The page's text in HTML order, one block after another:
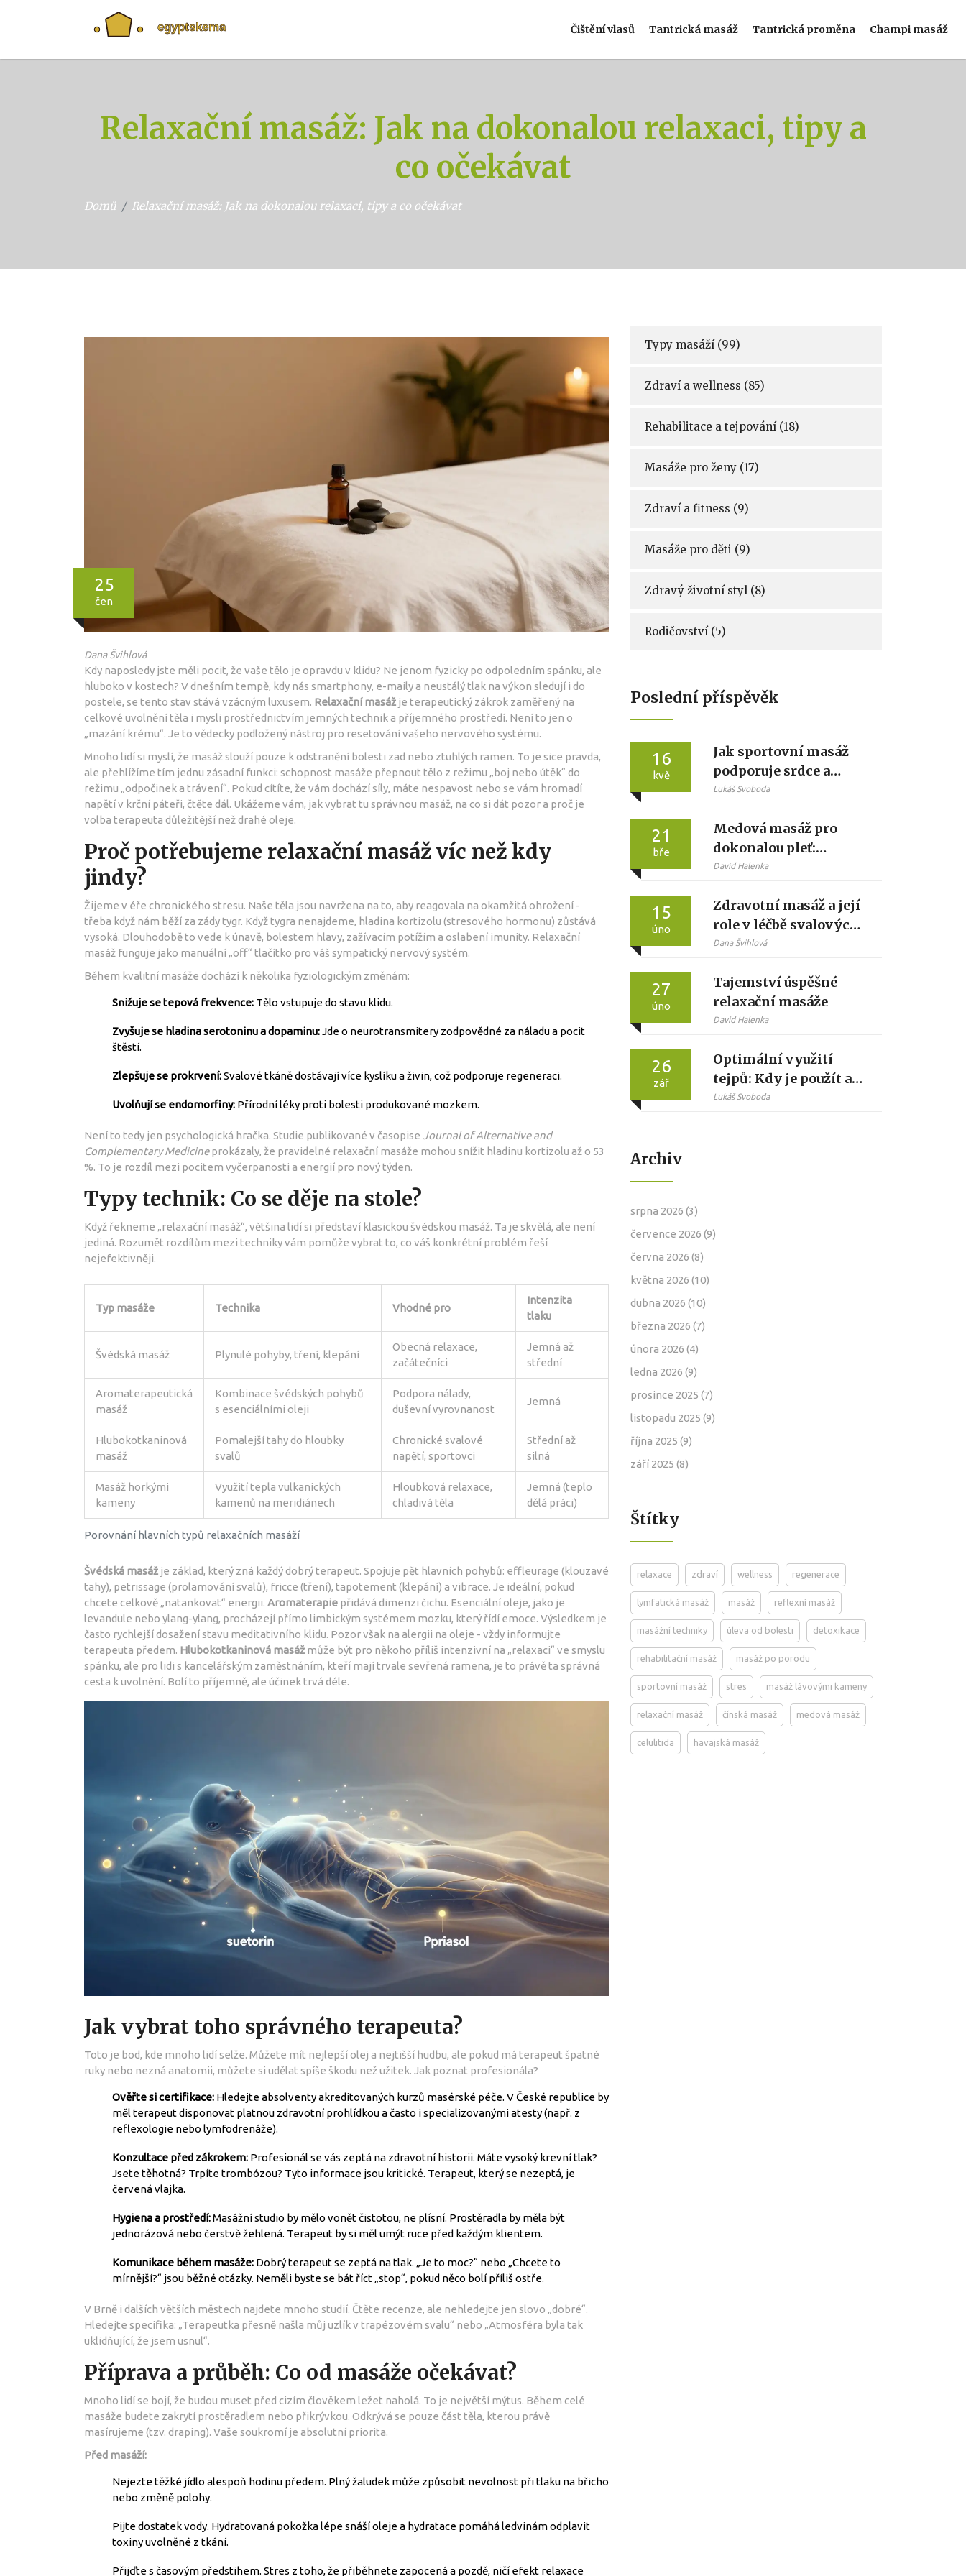
Čištění vlasů Tantrická masáž Tantrická proměna Champi masáž
Relaxační masáž: Jak na dokonalou relaxaci, tipy a
co očekávat
Domů Relaxační masáž: Jak na dokonalou relaxaci, tipy a co očekávat
25
čen
Dana Švihlová
Kdy naposledy jste měli pocit, že vaše tělo je opravdu v klidu? Ne jenom fyzicky po odpoledním spánku, ale
hluboko v kostech? V dnešním tempě, kdy nás smartphony, e-maily a neustálý tlak na výkon sledují i do
postele, se tento stav stává vzácným luxusem. Relaxační masáž je terapeutický zákrok zaměřený na
celkové uvolnění těla i mysli prostřednictvím jemných technik a příjemného prostředí. Není to jen o
„mazání krému“. Je to vědecky podložený nástroj pro resetování vašeho nervového systému.
Mnoho lidí si myslí, že masáž slouží pouze k odstranění bolesti zad nebo ztuhlých ramen. To je sice pravda,
ale přehlížíme tím jednu zásadní funkci: schopnost masáže přepnout tělo z režimu „boj nebo útěk“ do
režimu „odpočinek a trávení“. Pokud cítíte, že vám dochází síly, máte nespavost nebo se vám hromadí
napětí v krční páteři, čtěte dál. Ukážeme vám, jak vybrat tu správnou masáž, na co si dát pozor a proč je
volba terapeuta důležitější než drahé oleje.
Proč potřebujeme relaxační masáž víc než kdy
jindy?
Žijeme v éře chronického stresu. Naše těla jsou navržena na to, aby reagovala na okamžitá ohrožení -
třeba když nám běží za zády tygr. Když tygra nenajdeme, hladina kortizolu (stresového hormonu) zůstává
vysoká. Dlouhodobě to vede k únavě, bolestem hlavy, zažívacím potížím a oslabení imunity. Relaxační
masáž funguje jako manuální „off“ tlačítko pro váš sympatický nervový systém.
Během kvalitní masáže dochází k několika fyziologickým změnám:
Snižuje se tepová frekvence: Tělo vstupuje do stavu klidu.
Zvyšuje se hladina serotoninu a dopaminu:Jde o neurotransmitery zodpovědné za náladu a pocit
štěstí.
Zlepšuje se prokrvení:Svalové tkáně dostávají více kyslíku a živin, což podporuje regeneraci.
Uvolňují se endomorfiny: Přírodní léky proti bolesti produkované mozkem.
Není to tedy jen psychologická hračka. Studie publikované v časopise Journal of Alternative and
Complementary Medicineprokázaly, že pravidelné relaxační masáže mohou snížit hladinu kortizolu až o 53
%. To je rozdíl mezi pocitem vyčerpanosti a energií pro nový týden.
Typy technik: Co se děje na stole?
Když řekneme „relaxační masáž“, většina lidí si představí klasickou švédskou masáž. Ta je skvělá, ale není
jediná. Rozumět rozdílům mezi techniky vám pomůže vybrat to, co váš konkrétní problém řeší
nejefektivněji.
Porovnání hlavních typů relaxačních masáží
Typ masáže Technika Vhodné pro
Intenzita
tlaku
Švédská masáž Plynulé pohyby, tření, klepání
Obecná relaxace,
začátečníci
Jemná až
střední
Aromaterapeutická
masáž
Kombinace švédských pohybů
s esenciálními oleji
Podpora nálady,
duševní vyrovnanost
Jemná
Hlubokotkaninová
masáž
Pomalejší tahy do hloubky
svalů
Chronické svalové
napětí, sportovci
Střední až
silná
Masáž horkými
kameny
Využití tepla vulkanických
kamenů na meridiánech
Hloubková relaxace,
chladivá těla
Jemná (teplo
dělá práci)
Švédská masáž je základ, který zná každý dobrý terapeut. Spojuje pět hlavních pohybů: effleurage (klouzavé
tahy), petrissage (prolamování svalů), fricce (tření), tapotement (klepání) a vibrace. Je ideální, pokud
chcete celkově „natankovat“ energii. Aromaterapie přidává dimenzi čichu. Esenciální oleje, jako je
levandule nebo ylang-ylang, procházejí přímo limbickým systémem mozku, který řídí emoce. Výsledkem je
často rychlejší dosažení stavu meditativního klidu. Pozor však na alergii na oleje - vždy informujte
terapeuta předem. Hlubokotkaninová masáž může být pro někoho příliš intenzivní na „relaxaci“ ve smyslu
spánku, ale pro lidi s kancelářským zaměstnáním, kteří mají trvale sevřená ramena, je to právě ta správná
cesta k uvolnění. Bolí to příjemně, ale účinek trvá déle.
Jak vybrat toho správného terapeuta?
Toto je bod, kde mnoho lidí selže. Můžete mít nejlepší olej a nejtišší hudbu, ale pokud má terapeut špatné
ruky nebo nezná anatomii, můžete si udělat spíše škodu než užitek. Jak poznat profesionála?
Ověřte si certifikace: Hledejte absolventy akreditovaných kurzů masérské péče. V České republice by
měl terapeut disponovat platnou zdravotní prohlídkou a často i specializovanými atesty (např. z
reflexologie nebo lymfodrenáže).
Konzultace před zákrokem: Profesionál se vás zeptá na zdravotní historii. Máte vysoký krevní tlak?
Jsete těhotná? Trpíte trombózou? Tyto informace jsou kritické. Terapeut, který se nezeptá, je
červená vlajka.
Hygiena a prostředí:Masážní studio by mělo vonět čistotou, ne plísní. Prostěradla by měla být
jednorázová nebo čerstvě žehlená. Terapeut by si měl umýt ruce před každým klientem.
Komunikace během masáže: Dobrý terapeut se zeptá na tlak. „Je to moc?“ nebo „Chcete to
mírnější?“ jsou běžné otázky. Neměli byste se bát říct „stop“, pokud něco bolí příliš ostře.
V Brně i dalších větších městech najdete mnoho studií. Čtěte recenze, ale nehledejte jen slovo „dobré“.
Hledejte specifika: „Terapeutka přesně našla můj uzlík v trapézovém svalu“ nebo „Atmosféra byla tak
uklidňující, že jsem usnul“.
Příprava a průběh: Co od masáže očekávat?
Mnoho lidí se bojí, že budou muset před cizím člověkem ležet naholá. To je největší mýtus. Během celé
masáže budete zakrytí prostěradlem nebo přikrývkou. Odkrývá se pouze část těla, kterou právě
masírujeme (tzv. draping). Vaše soukromí je absolutní priorita.
Před masáží:
Nejezte těžké jídlo alespoň hodinu předem. Plný žaludek může způsobit nevolnost při tlaku na břicho
nebo změně polohy.
Pijte dostatek vody. Hydratovaná pokožka lépe snáší oleje a hydratace pomáhá ledvinám odplavit
toxiny uvolněné z tkání.
Přijďte s časovým předstihem. Stres z toho, že přiběhnete zapocená a pozdě, ničí efekt relaxace
Typy masáží (99)
Zdraví a wellness (85)
Rehabilitace a tejpování (18)
Masáže pro ženy (17)
Zdraví a fitness (9)
Masáže pro děti (9)
Zdravý životní styl (8)
Rodičovství (5)
Poslední příspěvěk
16
kvě
Jak sportovní masáž
podporuje srdce a
cévy: Mechanismy,
průvodce
Lukáš Svoboda
21
bře
Medová masáž pro
dokonalou pleť:
Objemte sílu přírody
David Halenka
15
úno
Zdravotní masáž a její
role v léčbě svalových
poranění: Účinné
Dana Švihlová
27
úno
Tajemství úspěšné
relaxační masáže
David Halenka
26
zář
Optimální využití
tejpů: Kdy je použít a
jaké jsou jejich
Lukáš Svoboda
Archiv
srpna 2026 (3)
července 2026 (9)
června 2026 (8)
května 2026 (10)
dubna 2026 (10)
března 2026 (7)
února 2026 (4)
ledna 2026 (9)
prosince 2025 (7)
listopadu 2025 (9)
října 2025 (9)
září 2025 (8)
Štítky
relaxace zdraví wellness regenerace
lymfatická masáž masáž reflexní masáž
masážní techniky úleva od bolesti detoxikace
rehabilitační masáž masáž po porodu
sportovní masáž stres masáž lávovými kameny
relaxační masáž čínská masáž medová masáž
celulitida havajská masáž